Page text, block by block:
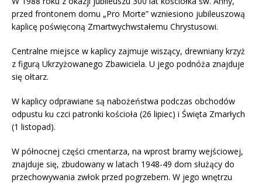
przed frontonem domu „Pro Morte” wzniesiono jubileuszową
kaplicę poświęconą Zmartwychwstałemu Chrystusowi.
Centralne miejsce w kaplicy zajmuje wiszący, drewniany krzyż
z figurą Ukrzyżowanego Zbawiciela. U jego podnóża znajduje
się ołtarz.
W kaplicy odprawiane są nabożeństwa podczas obchodów
odpustu ku czci patronki kościoła (26 lipiec) i Święta Zmarłych
(1 listopad).
W północnej części cmentarza, na wprost bramy wejściowej,
znajduje się, zbudowany w latach 1948-49 dom służący do
przechowywania zwłok przed pogrzebem. W jego wnętrzu